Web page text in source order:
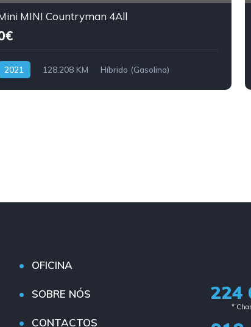
MINI Countryman 4All
2021 128.208 KM Híbrido (Gasolina)
OFICINA
SOBRE NÓS
CONTACTOS
224
*